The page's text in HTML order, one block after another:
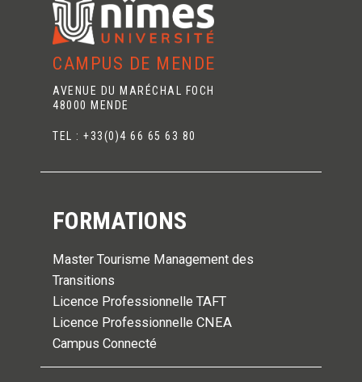
CAMPUS DE MENDE
AVENUE DU MARÉCHAL FOCH
48000 MENDE
TEL : +33(0)4 66 65 63 80
FORMATIONS
Master Tourisme Management des
Transitions
Licence Professionnelle TAFT
Licence Professionnelle CNEA
Campus Connecté